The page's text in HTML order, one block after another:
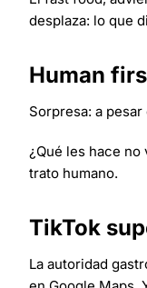
desplaza: lo que
Human
Sorpresa: a
¿Qué les hace
trato humano.
TikTok
La autoridad